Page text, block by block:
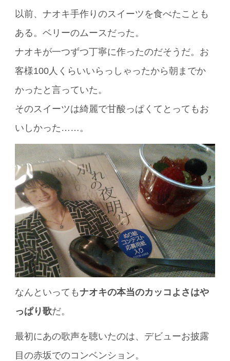
以前、ナオキ手作りのスイーツを食べたことも
ある。ベリーのムースだった。
ナオキが一つずつ丁寧に作ったのだそうだ。お
客様100人くらいいらっしゃったから朝までか
かったと言っていた。
そのスイーツは綺麗で甘酸っぱくてとってもお
いしかった……。
なんといってもナオキの本当のカッコよさはや
っぱり歌だ。
最初にあの歌声を聴いたのは、デビューお披露
目の赤坂でのコンベンション。